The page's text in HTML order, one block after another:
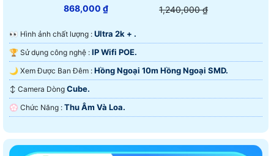
868,000 ₫ 1,240,000 ₫
️👀 Hình ảnh chất lượng : Ultra 2k + .
🏆 Sử dụng công nghệ : IP Wifi POE.
🌙 Xem Được Ban Đêm : Hồng Ngoại 10m Hồng Ngoại SMD.
↕️ Camera Dòng Cube.
️💮 Chức Năng : Thu Âm Và Loa.